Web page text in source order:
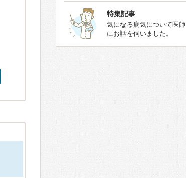
特集記事
気になる病気について医師
にお話を伺いました。